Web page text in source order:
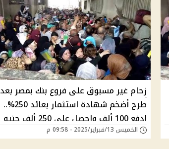
زحام غير مسبوق على فروع بنك بمصر بعد
طرح أضخم شهادة استثمار بعائد 250%..
ادفع 100 ألف واحصل على 250 ألف جنيه
أرباحالخميس 13/فبراير/2025 - 09:58 م